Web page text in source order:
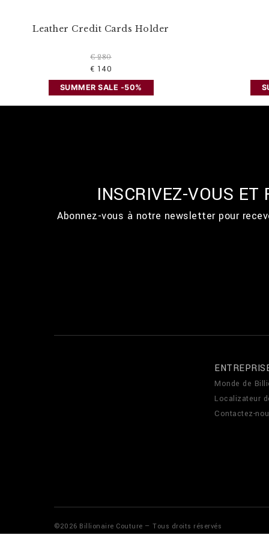
Leather Credit Cards Holder
€ 280
€ 140
SUMMER SALE -50%
INSCRIVEZ-VOUS ET
Abonnez-vous à notre newsletter pour
Monde de
Localizateur
Contactez-
©2026 Billionaire Couture — Tous droits réservés